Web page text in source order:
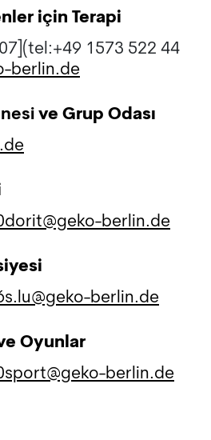
için Terapi
1573 522 44
berlin.de
ve Grup Odası
dorit@geko-berlin.de
s.lu@geko-berlin.de
Oyunlar
sport@geko-berlin.de